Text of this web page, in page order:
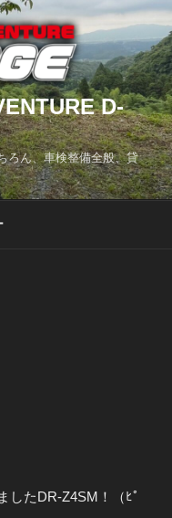
D-
ろん、車検整備全般、貸
したDR-Z4SM！（ﾋﾟ